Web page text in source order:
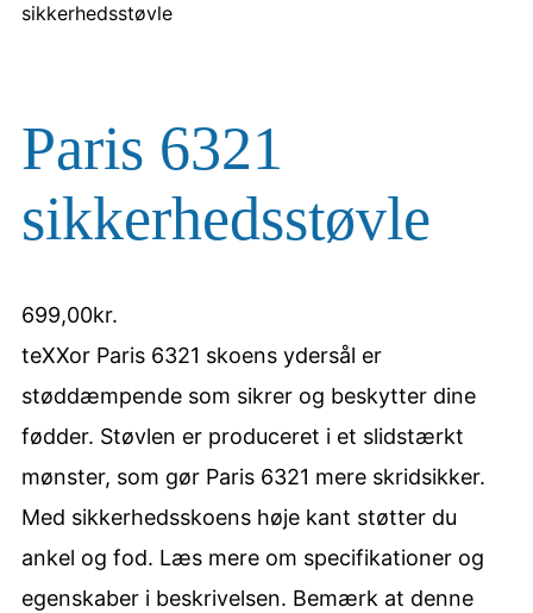
sikkerhedsstøvle
Paris 6321
sikkerhedsstøvle
699,00kr.
teXXor Paris 6321 skoens ydersål er
støddæmpende som sikrer og beskytter dine
fødder. Støvlen er produceret i et slidstærkt
mønster, som gør Paris 6321 mere skridsikker.
Med sikkerhedsskoens høje kant støtter du
ankel og fod. Læs mere om specifikationer og
egenskaber i beskrivelsen. Bemærk at denne